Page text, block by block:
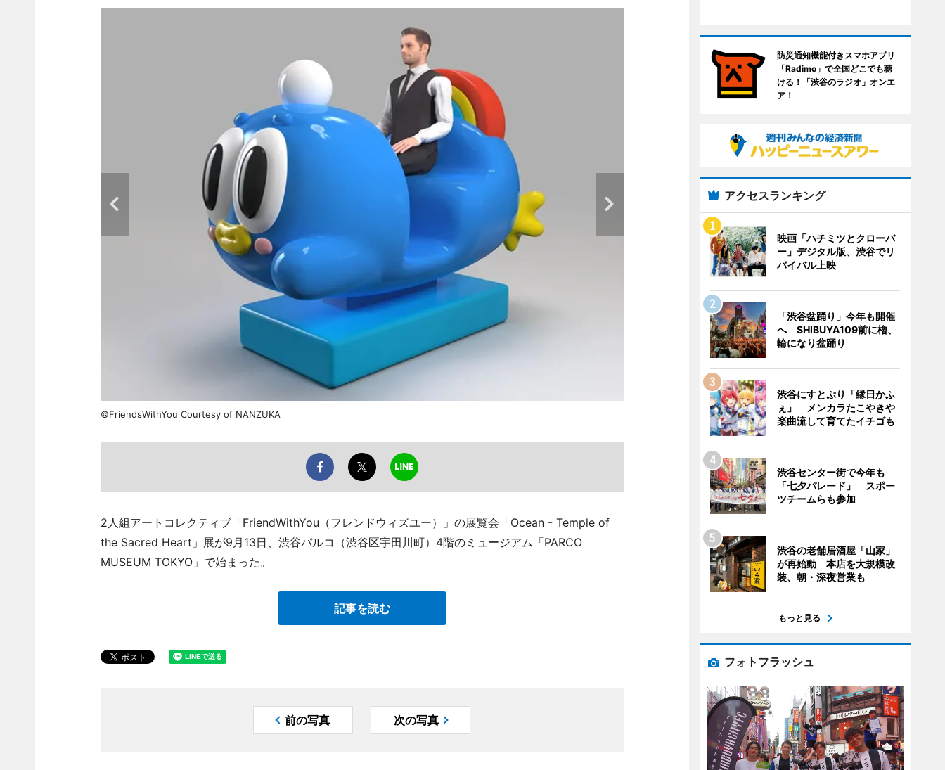
©FriendsWithYou Courtesy of NANZUKA
2人組アートコレクティブ「FriendWithYou（フレンドウィズユー）」の展覧会「Ocean - Temple of
the Sacred Heart」展が9月13日、渋谷パルコ（渋谷区宇田川町）4階のミュージアム「PARCO
MUSEUM TOKYO」で始まった。
記事を読む
前の写真 次の写真
防災通知機能付きスマホアプリ
「Radimo」で全国どこでも聴
ける！「渋谷のラジオ」オンエ
ア！
アクセスランキング
映画「ハチミツとクローバ
ー」デジタル版、渋谷でリ
バイバル上映
「渋谷盆踊り」今年も開催
へ SHIBUYA109前に櫓、
輪になり盆踊り
渋谷にすとぷり「縁日かふ
ぇ」 メンカラたこやきや
楽曲流して育てたイチゴも
渋谷センター街で今年も
「七夕パレード」 スポー
ツチームらも参加
渋谷の老舗居酒屋「山家」
が再始動 本店を大規模改
装、朝・深夜営業も
もっと見る
フォトフラッシュ